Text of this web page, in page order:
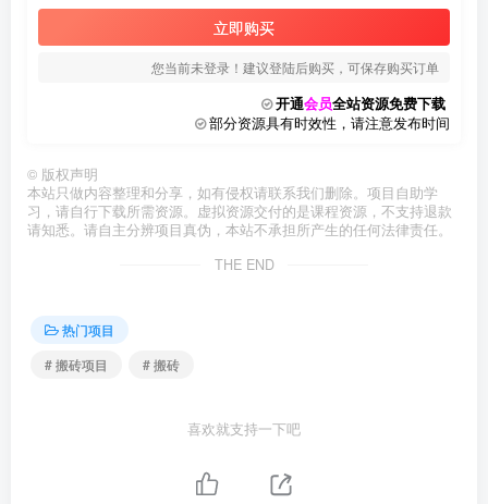
立即购买
您当前未登录！建议登陆后购买，可保存购买订单
开通会员全站资源免费下载
部分资源具有时效性，请注意发布时间
© 版权声明
本站只做内容整理和分享，如有侵权请联系我们删除。项目自助学
习，请自行下载所需资源。虚拟资源交付的是课程资源，不支持退款
请知悉。请自主分辨项目真伪，本站不承担所产生的任何法律责任。
THE END
热门项目
# 搬砖项目
# 搬砖
喜欢就支持一下吧